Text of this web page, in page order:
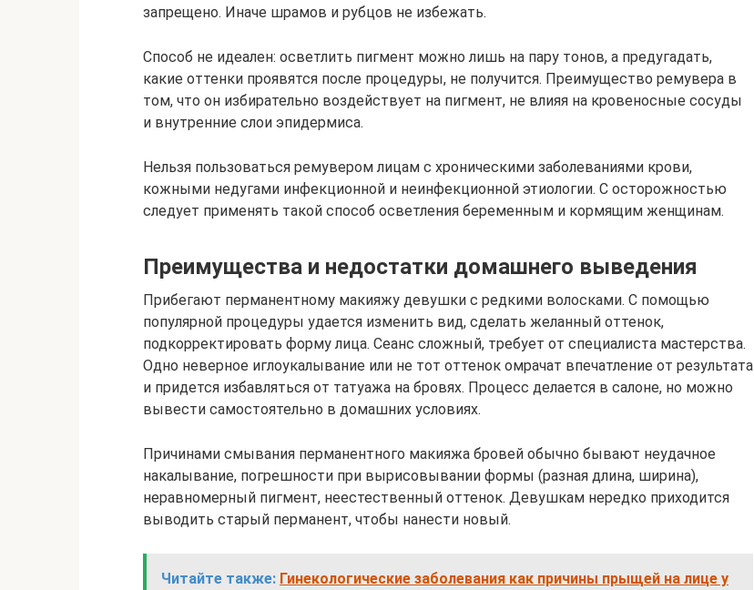
запрещено. Иначе шрамов и рубцов не избежать.
Способ не идеален: осветлить пигмент можно лишь на пару тонов, а предугадать,
какие оттенки проявятся после процедуры, не получится. Преимущество ремувера в
том, что он избирательно воздействует на пигмент, не влияя на кровеносные сосуды
и внутренние слои эпидермиса.
Нельзя пользоваться ремувером лицам с хроническими заболеваниями крови,
кожными недугами инфекционной и неинфекционной этиологии. С осторожностью
следует применять такой способ осветления беременным и кормящим женщинам.
Преимущества и недостатки домашнего выведения
Прибегают перманентному макияжу девушки с редкими волосками. С помощью
популярной процедуры удается изменить вид, сделать желанный оттенок,
подкорректировать форму лица. Сеанс сложный, требует от специалиста мастерства.
Одно неверное иглоукалывание или не тот оттенок омрачат впечатление от результата
и придется избавляться от татуажа на бровях. Процесс делается в салоне, но можно
вывести самостоятельно в домашних условиях.
Причинами смывания перманентного макияжа бровей обычно бывают неудачное
накалывание, погрешности при вырисовывании формы (разная длина, ширина),
неравномерный пигмент, неестественный оттенок. Девушкам нередко приходится
выводить старый перманент, чтобы нанести новый.
Читайте также: Гинекологические заболевания как причины прыщей на лице у